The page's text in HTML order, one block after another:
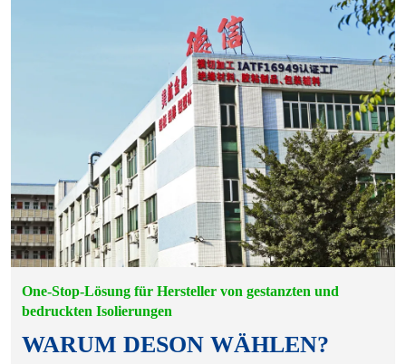
One-Stop-Lösung für Hersteller von gestanzten und
bedruckten Isolierungen
WARUM DESON WÄHLEN?